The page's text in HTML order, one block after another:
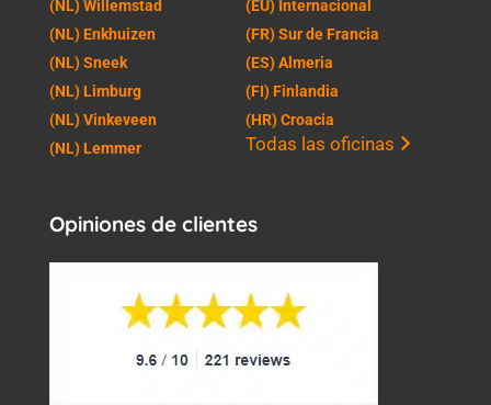
(NL) Willemstad
(NL) Enkhuizen
(NL) Sneek
(NL) Limburg
(NL) Vinkeveen
(NL) Lemmer
(EU) Internacional
(FR) Sur de Francia
(ES) Almeria
(FI) Finlandia
(HR) Croacia
Todas las oficinas
Opiniones de clientes